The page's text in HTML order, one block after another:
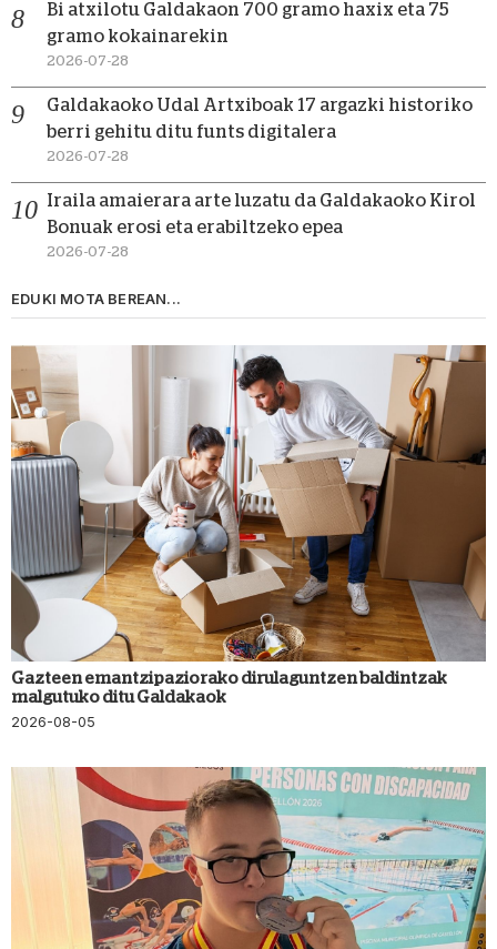
Bi atxilotu Galdakaon 700 gramo haxix eta 75
gramo kokainarekin
2026-07-28
Galdakaoko Udal Artxiboak 17 argazki historiko
berri gehitu ditu funts digitalera
2026-07-28
Iraila amaierara arte luzatu da Galdakaoko Kirol
Bonuak erosi eta erabiltzeko epea
2026-07-28
EDUKI MOTA BEREAN...
Gazteen emantzipaziorako dirulaguntzen baldintzak
malgutuko ditu Galdakaok
2026-08-05